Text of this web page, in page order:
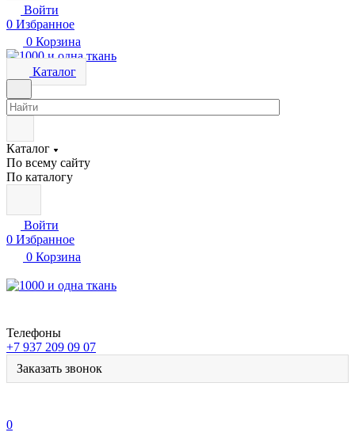
Войти
0 Избранное
0 Корзина
Каталог
Каталог
По всему сайту
По каталогу
Войти
0 Избранное
0 Корзина
Телефоны
+7 937 209 09 07
Заказать звонок
0